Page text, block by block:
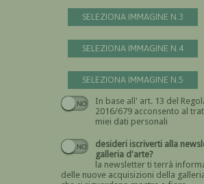
SELEZIONA IMMAGINE N.3
SELEZIONA IMMAGINE N.4
SELEZIONA IMMAGINE N.5
In base all' art. 13 del
2016/679 acconsento al trattamento dei
miei dati personali
desideri iscriverti alla newsletter di
galleria d'arte?
la newsletter ti terrà
delle nuove acquisizioni della